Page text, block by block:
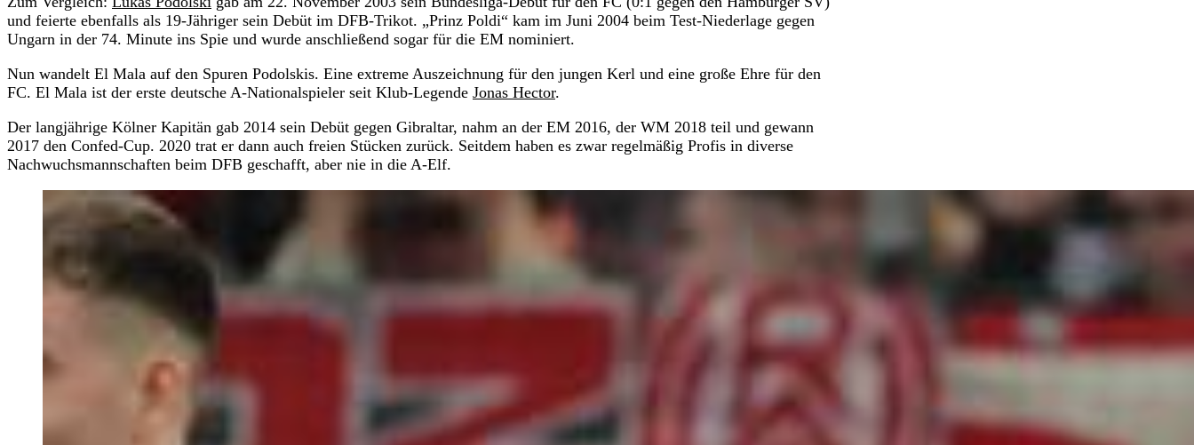
und feierte ebenfalls als 19-Jähriger sein Debüt im DFB-Trikot. „Prinz Poldi“ kam im Juni 2004 beim Test-Niederlage gegen
Ungarn in der 74. Minute ins Spie und wurde anschließend sogar für die EM nominiert.
Nun wandelt El Mala auf den Spuren Podolskis. Eine extreme Auszeichnung für den jungen Kerl und eine große Ehre für den
FC. El Mala ist der erste deutsche A-Nationalspieler seit Klub-Legende Jonas Hector.
Der langjährige Kölner Kapitän gab 2014 sein Debüt gegen Gibraltar, nahm an der EM 2016, der WM 2018 teil und gewann
2017 den Confed-Cup. 2020 trat er dann auch freien Stücken zurück. Seitdem haben es zwar regelmäßig Profis in diverse
Nachwuchsmannschaften beim DFB geschafft, aber nie in die A-Elf.